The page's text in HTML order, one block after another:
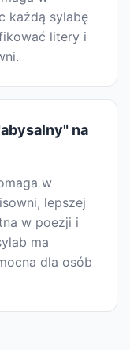
każdą sylabę
litery i
na
w
lepszej
w poezji i
ma
dla osób